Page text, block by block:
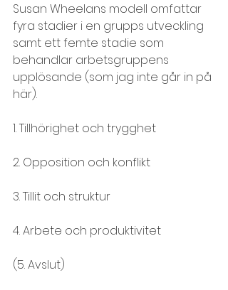
Susan Wheelans modell omfattar
fyra stadier i en grupps utveckling
samt ett femte stadie som
behandlar arbetsgruppens
upplösande (som jag inte går in på
här).
1. Tillhörighet och trygghet
2. Opposition och konflikt
3. Tillit och struktur
4. Arbete och produktivitet
(5. Avslut)